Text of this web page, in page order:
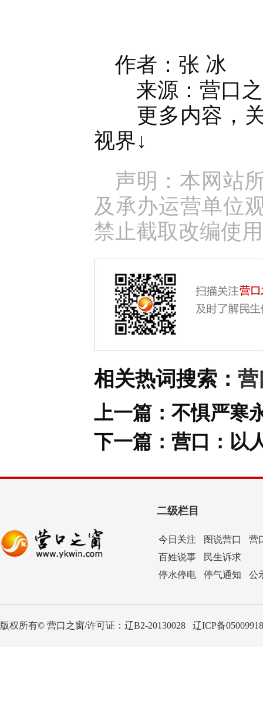
作者：张 冰
来源：营口之
更多内容，关
视界↓
声明：本网站
及承办运营单位
禁止截取改编使
相关热词搜索： 营
上一篇： 不惧严寒
下一篇： 营口：以
二级栏目
今日关注 图说营口
营
百姓说事
民生诉求
停水停电
停气通知 公
版权所有© 营口之窗/许可证： 辽B2-20130028 辽ICP备